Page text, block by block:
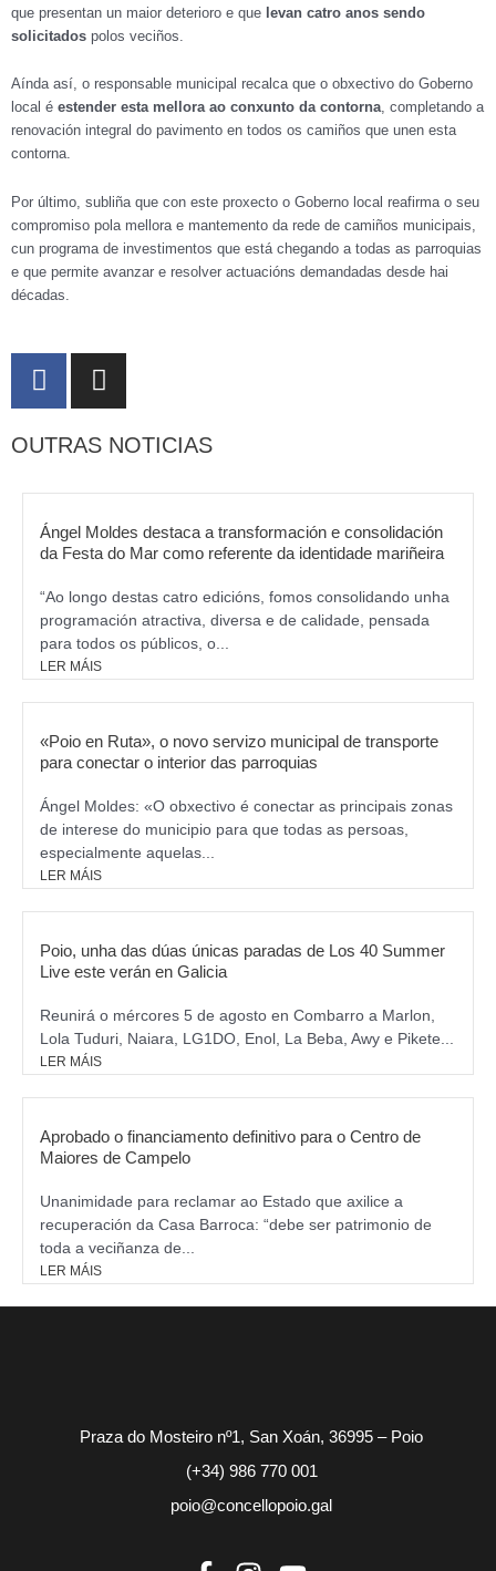
que presentan un maior deterioro e que levan catro anos sendo
solicitados polos veciños.
Aínda así, o responsable municipal recalca que o obxectivo do Goberno
local é estender esta mellora ao conxunto da contorna, completando a
renovación integral do pavimento en todos os camiños que unen esta
contorna.
Por último, subliña que con este proxecto o Goberno local reafirma o seu
compromiso pola mellora e mantemento da rede de camiños municipais,
cun programa de investimentos que está chegando a todas as parroquias
e que permite avanzar e resolver actuacións demandadas desde hai
décadas.
F
a
e
o
o
k
I
n
t
g
r
a
m
OUTRAS NOTICIAS
Ángel Moldes destaca a transformación e consolidación
da Festa do Mar como referente da identidade mariñeira
“Ao longo destas catro edicións, fomos consolidando unha
programación atractiva, diversa e de calidade, pensada
para todos os públicos, o...
LER MÁIS
«Poio en Ruta», o novo servizo municipal de transporte
para conectar o interior das parroquias
Ángel Moldes: «O obxectivo é conectar as principais zonas
de interese do municipio para que todas as persoas,
especialmente aquelas...
LER MÁIS
Poio, unha das dúas únicas paradas de Los 40 Summer
Live este verán en Galicia
Reunirá o mércores 5 de agosto en Combarro a Marlon,
Lola Tuduri, Naiara, LG1DO, Enol, La Beba, Awy e Pikete...
LER MÁIS
Aprobado o financiamento definitivo para o Centro de
Maiores de Campelo
Unanimidade para reclamar ao Estado que axilice a
recuperación da Casa Barroca: “debe ser patrimonio de
toda a veciñanza de...
LER MÁIS
Praza do Mosteiro nº1, San Xoán, 36995 – Poio
(+34) 986 770 001
poio@concellopoio.gal